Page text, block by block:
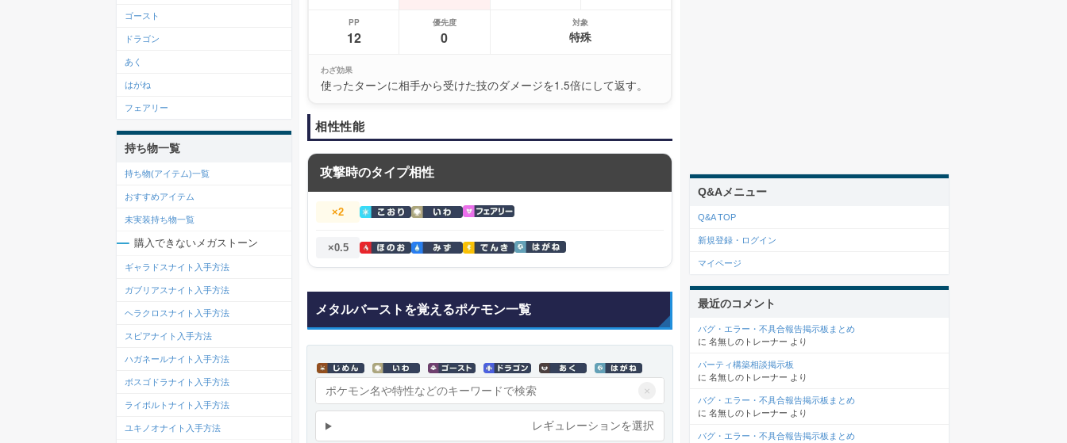
PP
12
優先度
0
対象
特殊
わざ効果
使ったターンに相手から受けた技のダメージを1.5倍にして返す。
相性性能
攻撃時のタイプ相性
×2
×0.5
メタルバーストを覚えるポケモン一覧
×
レギュレーションを選択
ゴースト
ドラゴン
あく
はがね
フェアリー
持ち物一覧
持ち物(アイテム)一覧
おすすめアイテム
未実装持ち物一覧
購入できないメガストーン
ギャラドスナイト入手方法
ガブリアスナイト入手方法
ヘラクロスナイト入手方法
スピアナイト入手方法
ハガネールナイト入手方法
ボスゴドラナイト入手方法
ライボルトナイト入手方法
ユキノオナイト入手方法
Q&Aメニュー
Q&A TOP
新規登録・ログイン
マイページ
最近のコメント
バグ・エラー・不具合報告掲示板まとめ
に 名無しのトレーナー より
パーティ構築相談掲示板
に 名無しのトレーナー より
バグ・エラー・不具合報告掲示板まとめ
に 名無しのトレーナー より
バグ・エラー・不具合報告掲示板まとめ